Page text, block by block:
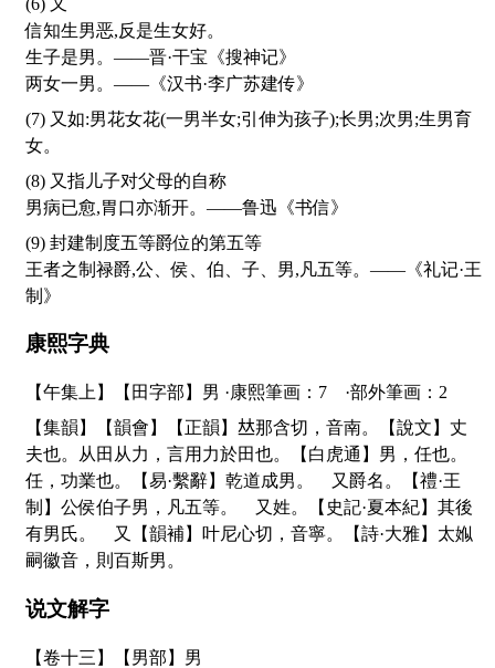
信知生男恶,反是生女好。
生子是男。——晋·干宝《搜神记》
两女一男。——《汉书·李广苏建传》
(7) 又如:男花女花(一男半女;引伸为孩子);长男;次男;生男育
女。
(8) 又指儿子对父母的自称
男病已愈,胃口亦渐开。——鲁迅《书信》
(9) 封建制度五等爵位的第五等
王者之制禄爵,公、侯、伯、子、男,凡五等。——《礼记·王
制》
康熙字典
【午集上】【田字部】男 ·康熙筆画：7 ·部外筆画：2
【集韻】【韻會】【正韻】 𠀤那含切，音南。【說文】丈
夫也。从田从力，言用力於田也。【白虎通】男，任也。
任，功業也。【易·繫辭】乾道成男。 又爵名。【禮·王
制】公侯伯子男，凡五等。 又姓。【史記·夏本紀】其後
有男氏。 又【韻補】叶尼心切，音寧。【詩·大雅】太娰
嗣徽音，則百斯男。
说文解字
【卷十三】【男部】 男